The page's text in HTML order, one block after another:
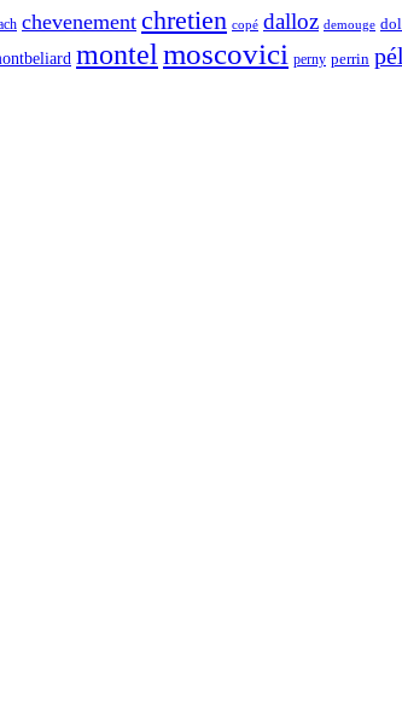
chevenement chretien copé dalloz demouge
montelmoscovici perny perrin